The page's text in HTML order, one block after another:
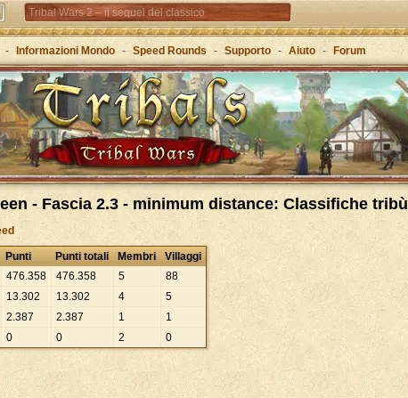
Tribal Wars 2 – il sequel del classico
Forge of Empires – Attraverso le ere con la strategia
Grepolis – Crea il tuo regno nell’antica Grecia
- Informazioni Mondo - Speed Rounds - Supporto - Aiuto - Forum
- Fascia 2.3 - minimum distance: Classifiche tribù
Punti Punti totali Membri
Villaggi
476.358 476.358 5
88
13.302 13.302 4
5
2.387 2.387 1
1
0 0 2 0